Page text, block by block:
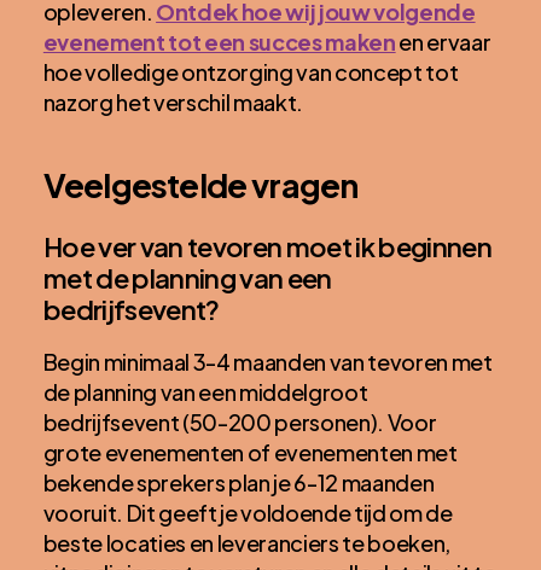
opleveren. Ontdek hoe wij jouw volgende
evenement tot een succes makenen ervaar
hoe volledige ontzorging van concept tot
nazorg het verschil maakt.
Veelgestelde vragen
Hoe ver van tevoren moet ik beginnen
met de planning van een
bedrijfsevent?
Begin minimaal 3-4 maanden van tevoren met
de planning van een middelgroot
bedrijfsevent (50-200 personen). Voor
grote evenementen of evenementen met
bekende sprekers plan je 6-12 maanden
vooruit. Dit geeft je voldoende tijd om de
beste locaties en leveranciers te boeken,